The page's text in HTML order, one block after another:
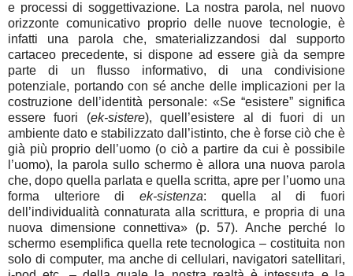
e processi di soggettivazione. La nostra parola, nel nuovo
orizzonte comunicativo proprio delle nuove tecnologie, è
infatti una parola che, smaterializzandosi dal supporto
cartaceo precedente, si dispone ad essere già da sempre
parte di un flusso informativo, di una condivisione
potenziale, portando con sé anche delle implicazioni per la
costruzione dell’identità personale: «Se “esistere” significa
essere fuori (ek-sistere), quell’esistere al di fuori di un
ambiente dato e stabilizzato dall’istinto, che è forse ciò che è
già più proprio dell’uomo (o ciò a partire da cui è possibile
l’uomo), la parola sullo schermo è allora una nuova parola
che, dopo quella parlata e quella scritta, apre per l’uomo una
forma ulteriore diek-sistenza: quella al di fuori
dell’individualità connaturata alla scrittura, e propria di una
nuova dimensione connettiva» (p. 57). Anche perché lo
schermo esemplifica quella rete tecnologica – costituita non
solo di computer, ma anche di cellulari, navigatori satellitari,